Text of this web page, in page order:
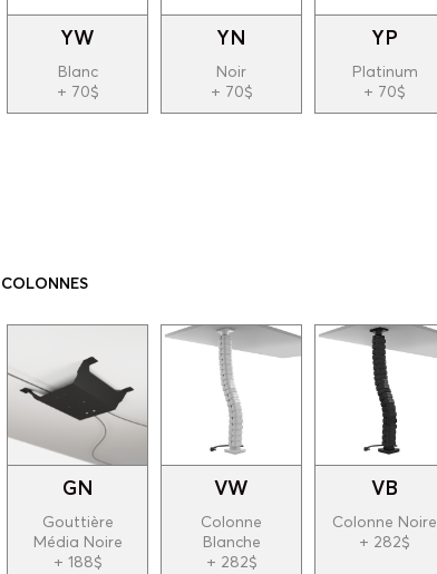
YW
Blanc
+ 70$
YN
Noir
+ 70$
YP
Platinum
+ 70$
COLONNES
GN
Gouttière
Média Noire
+ 188$
VW
Colonne
Blanche
+ 282$
VB
Colonne Noire
+ 282$